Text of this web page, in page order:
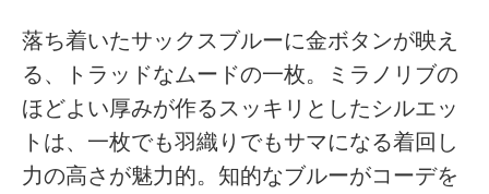
落ち着いたサックスブルーに金ボタンが映え
る、トラッドなムードの一枚。ミラノリブの
ほどよい厚みが作るスッキリとしたシルエッ
トは、一枚でも羽織りでもサマになる着回し
力の高さが魅力的。知的なブルーがコーデを